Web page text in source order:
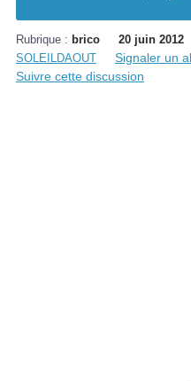
Rubrique : brico 20 juin 2012
SOLEILDAOUT
Signaler un
Suivre cette discussion